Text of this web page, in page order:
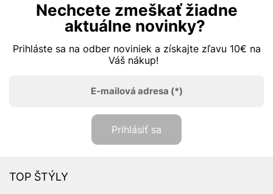
Nechcete zmeškať žiadne
aktuálne novinky?
Prihláste sa na odber noviniek a získajte zľavu 10€ na
Váš nákup!
E-mailová adresa (*)
Prihlásiť sa
TOP ŠTÝLY